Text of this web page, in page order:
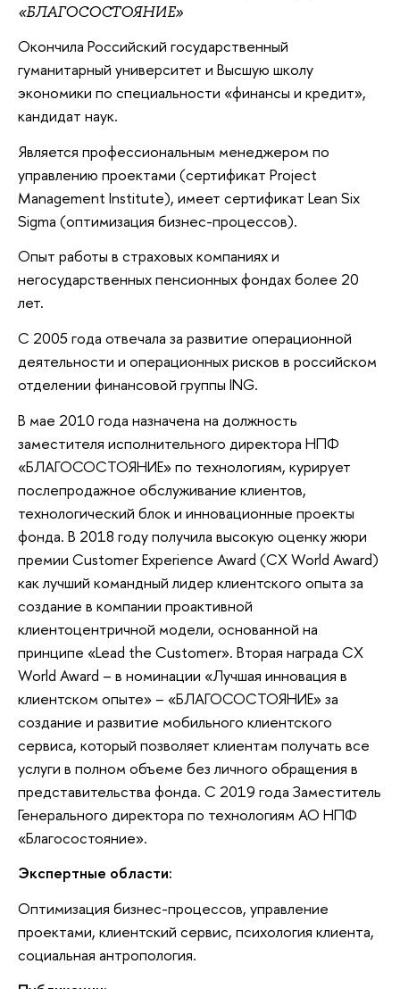
«БЛАГОСОСТОЯНИЕ»
Окончила Российский государственный
гуманитарный университет и Высшую школу
экономики по специальности «финансы и кредит»,
кандидат наук.
Является профессиональным менеджером по
управлению проектами (сертификат Project
Management Institute), имеет сертификат Lean Six
Sigma (оптимизация бизнес-процессов).
Опыт работы в страховых компаниях и
негосударственных пенсионных фондах более 20
лет.
С 2005 года отвечала за развитие операционной
деятельности и операционных рисков в российском
отделении финансовой группы ING.
В мае 2010 года назначена на должность
заместителя исполнительного директора НПФ
«БЛАГОСОСТОЯНИЕ» по технологиям, курирует
послепродажное обслуживание клиентов,
технологический блок и инновационные проекты
фонда. В 2018 году получила высокую оценку жюри
премии Customer Experience Award (СХ World Award)
как лучший командный лидер клиентского опыта за
создание в компании проактивной
клиентоцентричной модели, основанной на
принципе «Lead the Customer». Вторая награда СХ
World Award – в номинации «Лучшая инновация в
клиентском опыте» – «БЛАГОСОСТОЯНИЕ» за
создание и развитие мобильного клиентского
сервиса, который позволяет клиентам получать все
услуги в полном объеме без личного обращения в
представительства фонда. С 2019 года Заместитель
Генерального директора по технологиям АО НПФ
«Благосостояние».
Экспертные области:
Оптимизация бизнес-процессов, управление
проектами, клиентский сервис, психология клиента,
социальная антропология.